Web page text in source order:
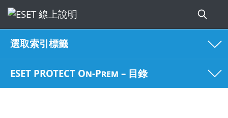
選取索引標籤
ESET PROTECT On-Prem – 目錄